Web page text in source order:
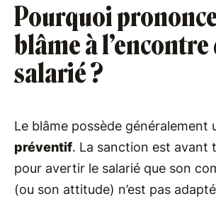
Pourquoi
blâme à l’encontre
salarié ?
Le blâme possède généralement
préventif. La sanction est avant
pour avertir le salarié que son
(ou son attitude) n’est pas